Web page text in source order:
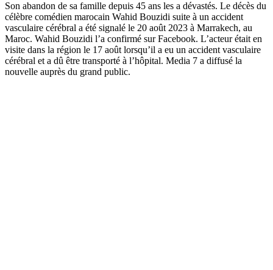
Son abandon de sa famille depuis 45 ans les a dévastés. Le décès du
célèbre comédien marocain Wahid Bouzidi suite à un accident
vasculaire cérébral a été signalé le 20 août 2023 à Marrakech, au
Maroc. Wahid Bouzidi l’a confirmé sur Facebook. L’acteur était en
visite dans la région le 17 août lorsqu’il a eu un accident vasculaire
cérébral et a dû être transporté à l’hôpital. Media 7 a diffusé la
nouvelle auprès du grand public.